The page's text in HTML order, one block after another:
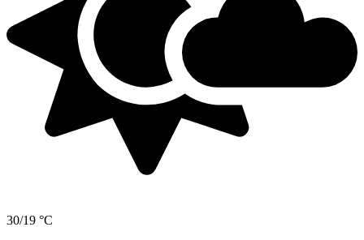
30/19 °C